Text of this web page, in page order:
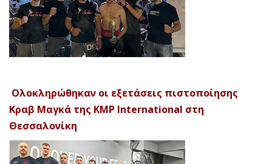
Ολοκληρώθηκαν οι εξετάσεις πιστοποίησης
Κραβ Μαγκά της KMP International στη
Θεσσαλονίκη